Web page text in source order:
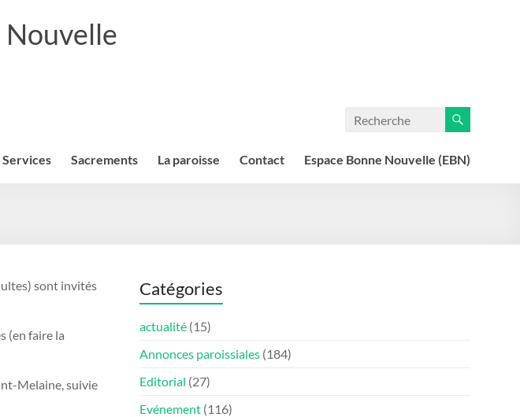
Nouvelle
Services Sacrements La paroisse Contact Espace Bonne Nouvelle (EBN)
sont invités
(en faire la
Melaine, suivie
Catégories
actualité (15)
Annonces paroissiales (184)
Editorial (27)
Evénement (116)